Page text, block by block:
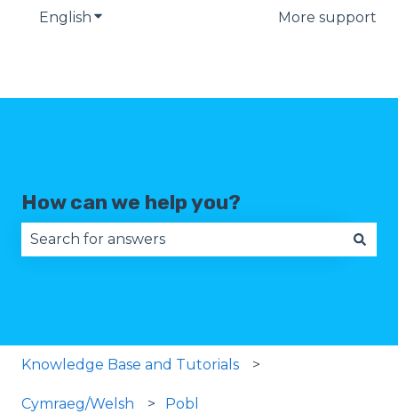
English Show submenu for translationsMore support
How can we help you?
Knowledge Base and Tutorials
Cymraeg/Welsh Pobl